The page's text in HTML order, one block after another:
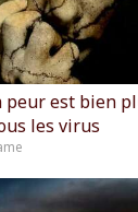
peur est bien
les virus